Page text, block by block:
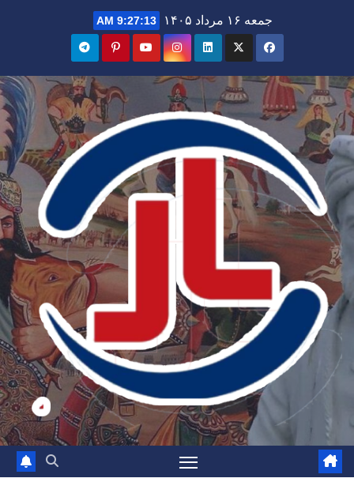
جمعه ۱۶ مرداد ۱۴۰۵ 9:27:14 AM